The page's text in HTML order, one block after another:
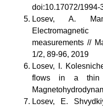
doi:10.17072/1994-
Losev, A.
measurements //
1/2, 89-96, 2019
Losev, I.
flows in a thin
Losev, E.